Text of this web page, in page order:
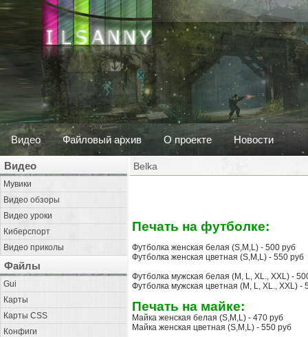
Видео Файловый архив О проекте Новости
Видео
Мувики
Видео обзоры
Видео уроки
Киберспорт
Видео приколы
Файлы
Gui
Карты
Карты CSS
Конфиги
Belka
Печать на футболке:
Футболка женская белая (S,M,L) - 500 руб
Футболка женская цветная (S,M,L) - 550 руб
Футболка мужская белая (M, L, XL., XXL) -
Футболка мужская цветная (M, L, XL., XXL) -
Печать на майке:
Майка женская белая (S,M,L) - 470 руб
Майка женская цветная (S,M,L) - 550 руб